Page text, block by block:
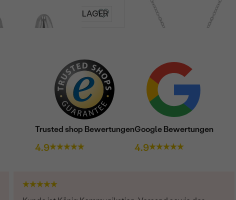
AUF LAGER
Alexen
von € 259
Trusted shop Bewertungen
4.9
Google Bewertungen
4.9